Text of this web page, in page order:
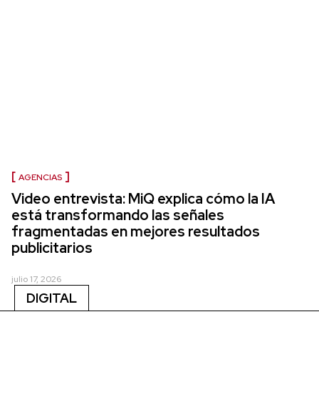
AGENCIAS
Video entrevista: MiQ explica cómo la IA
está transformando las señales
fragmentadas en mejores resultados
publicitarios
julio 17, 2026
DIGITAL